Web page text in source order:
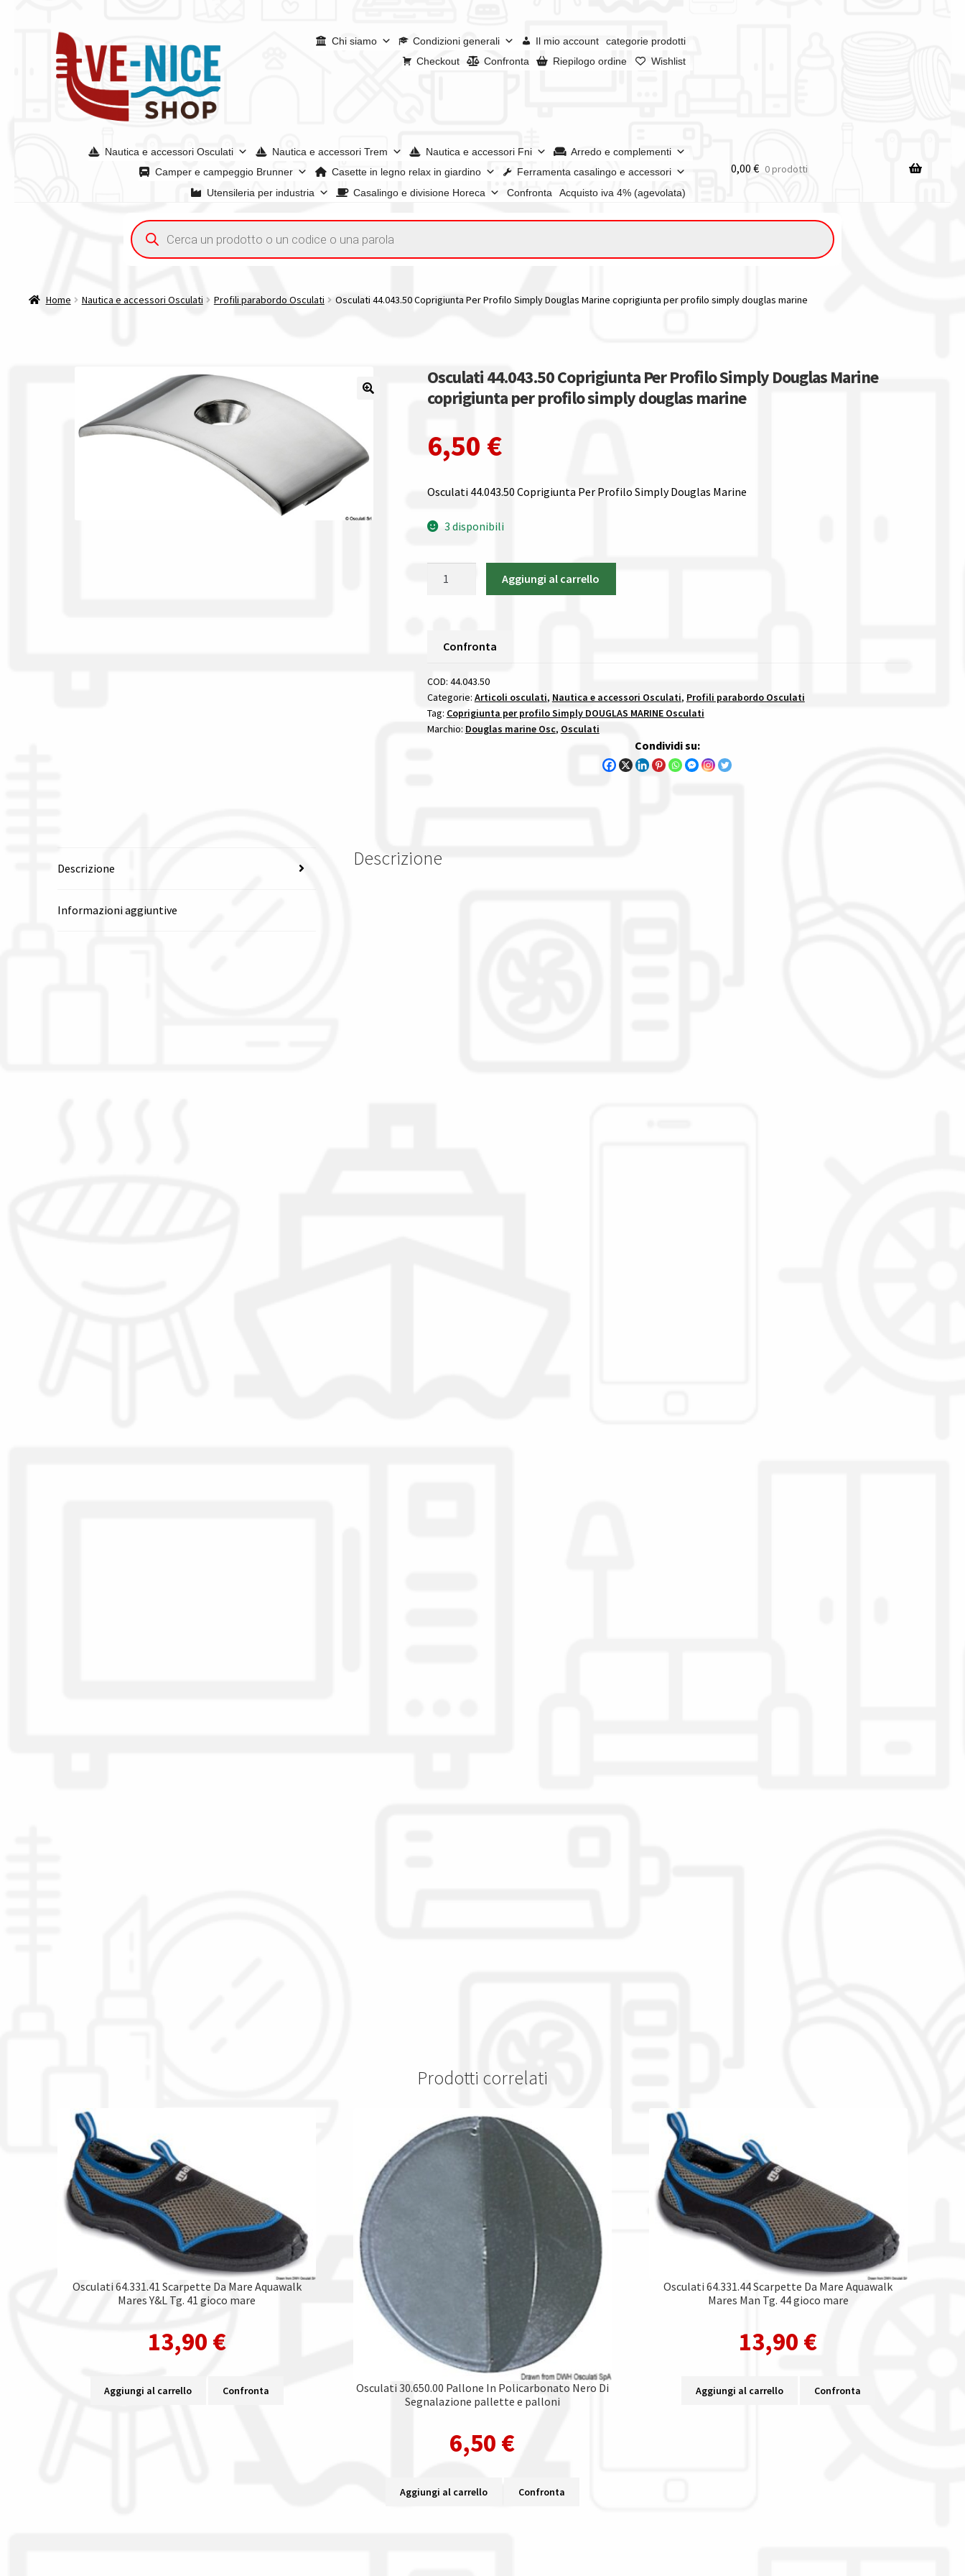
alla
navigazione
contenuto
Chi siamo Condizioni generali Il mio account
categorie prodotti
Checkout
Confronta Riepilogo ordine Wishlist
Nautica e accessori Osculati Nautica e accessori Trem Nautica e accessori Fni
Arredo e complementi
Camper e campeggio Brunner
Casette in legno relax in giardino
Ferramenta casalingo e accessori
Utensileria per industria
Casalingo e divisione Horeca Confronta Acquisto iva 4% (agevolata)
Acquisto iva 4% (agevolata)Chi siamoCondizioni generaliConfrontaConfrontaI nostri negoziRiepilogo ordine
Spedizioni in europaSpedizioni in italiaTutte le categorie dei prodottiWishlistCheckoutIl mio account
0,00 € 0 prodotti
Ricerca
prodotti
Home Nautica e accessori Osculati Profili parabordo Osculati Osculati 44.043.50 Coprigiunta Per Profilo Simply Douglas Marine coprigiunta per profilo simply douglas marine
Osculati 44.043.50 Coprigiunta Per Profilo Simply Douglas Marine
coprigiunta per profilo simply douglas marine
6,50 €
Osculati 44.043.50 Coprigiunta Per Profilo Simply Douglas Marine
3 disponibili
Profilo
Douglas
Marine
coprigiunta
per
Aggiungi al carrello
Confronta
COD: 44.043.50
Categorie: Articoli osculati, Nautica e accessori Osculati, Profili parabordo Osculati
Tag: Coprigiunta per profilo Simply DOUGLAS MARINE Osculati
Marchio: Douglas marine Osc, Osculati
Condividi su:
Descrizione
Informazioni aggiuntive
Descrizione
Prodotti correlati
Osculati 64.331.41 Scarpette Da Mare Aquawalk
Mares Y&L Tg. 41 gioco mare
13,90 €
Aggiungi al carrello Confronta
Osculati 30.650.00 Pallone In Policarbonato Nero Di
Segnalazione pallette e palloni
6,50 €
Aggiungi al carrello Confronta
Osculati 64.331.44 Scarpette Da Mare Aquawalk
Mares Man Tg. 44 gioco mare
13,90 €
Aggiungi al carrello Confronta